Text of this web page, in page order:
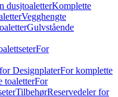
dusjtoaletterKomplette
Vegghengte
Gulvstående
For
DesignplaterFor komplette
toaletterFor
TilbehørReservedeler for